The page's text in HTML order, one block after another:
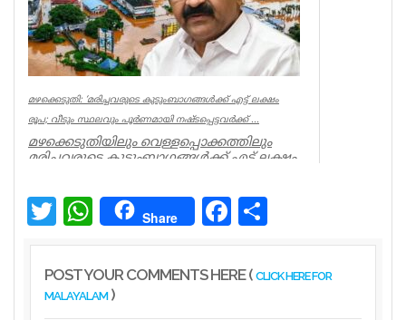
മഴക്കെടുതി: ‘മരിച്ചവരുടെ കുടുംബാഗങ്ങൾക്ക് എട്ട് ലക്ഷം
രൂപ; വീടും സ്ഥലവും പൂർണമായി നഷ്ടപ്പെട്ടവർക്ക് ...
മഴക്കെടുതിയിലും വെള്ളപ്പൊക്കത്തിലും
മരിച്ചവരുടെ കുടുംബാഗങ്ങൾക്ക് എട്ട് ലക്ഷം
Kerala
Twitter WhatsAppShare Facebook
POST YOUR COMMENTS HERE ( CLICK HERE FOR
MALAYALAM)